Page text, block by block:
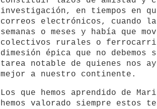
investigación, en tiempos en
correos electrónicos, cuando
semanas o meses y había que
colectivos rurales o
dimesión épica que no
tarea notable de quienes nos
mejor a nuestro continente.
Los que hemos aprendido de
hemos valorado siempre estos